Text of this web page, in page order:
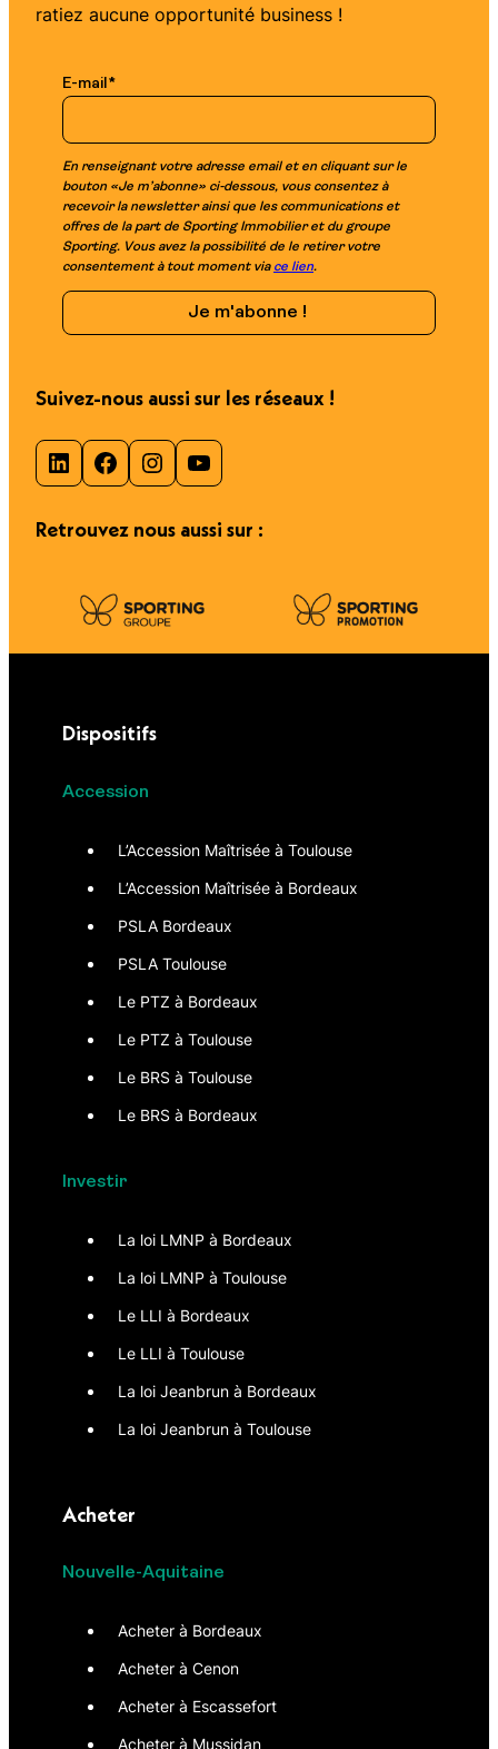
ratiez aucune opportunité business !
E-mail *
En renseignant votre adresse email et en cliquant sur le
bouton «Je m’abonne» ci-dessous, vous consentez à
recevoir la newsletter ainsi que les communications et
offres de la part de Sporting Immobilier et du groupe
Sporting. Vous avez la possibilité de le retirer votre
consentement à tout moment via ce lien.
Suivez-nous aussi sur les réseaux !
LinkedIn Facebook Instagram YouTube
Retrouvez nous aussi sur :
Dispositifs
Accession
L’Accession Maîtrisée à Toulouse
L’Accession Maîtrisée à Bordeaux
PSLA Bordeaux
PSLA Toulouse
Le PTZ à Bordeaux
Le PTZ à Toulouse
Le BRS à Toulouse
Le BRS à Bordeaux
Investir
La loi LMNP à Bordeaux
La loi LMNP à Toulouse
Le LLI à Bordeaux
Le LLI à Toulouse
La loi Jeanbrun à Bordeaux
La loi Jeanbrun à Toulouse
Acheter
Nouvelle-Aquitaine
Acheter à Bordeaux
Acheter à Cenon
Acheter à Escassefort
Acheter à Mussidan